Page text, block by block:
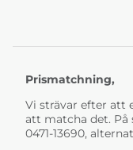
Prismatchning,
Vi strävar efter att
att matcha det.
0471-13690,